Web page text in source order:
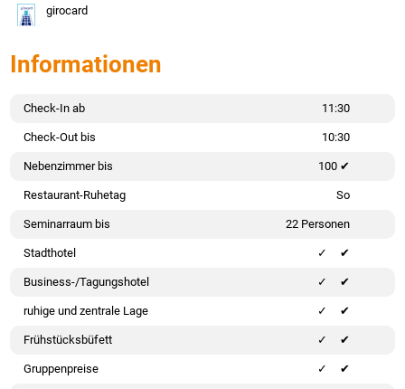
girocard
Informationen
Check-In ab 11:30
Check-Out bis 10:30
Nebenzimmer bis 100 ✔
Restaurant-Ruhetag So
Seminarraum bis 22 Personen
Stadthotel ✔
Business-/Tagungshotel ✔
ruhige und zentrale Lage ✔
Frühstücksbüfett ✔
Gruppenpreise ✔